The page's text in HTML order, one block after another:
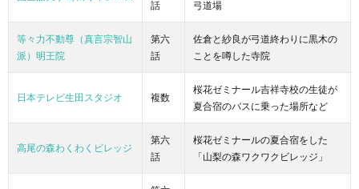
話
弓道場
等々力不動尊（真言宗智山
派）明王院
第六
話
佐倉と紗良が弓道終わりに黒木の
ことを噂した寺院
日本テレビ生田スタジオ 複数
桜花ゼミナール吉祥寺校の生徒が
夏合宿のバスに乗った場所など
高尾の森わくわくビレッジ
第六
話
桜花ゼミナールの夏合宿をした
「山梨の森ワクワクビレッジ」